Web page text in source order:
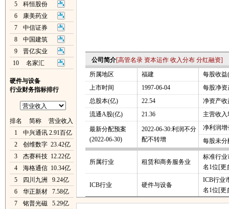
5
科恒股份
6
康美药业
7
中信证券
8
中国建筑
9
晋亿实业
10
名家汇
硬件与设备
行业财务指标排行
排名 简称
营业收入
1
中兴通讯 2.91百亿
2
创维数字 23.42亿
3
杰赛科技 12.22亿
4
海格通信 10.34亿
5
四川九洲
9.24亿
6
华正新材
7.58亿
7
铭普光磁
5.29亿
公司简介[高管名录 资本运作 收入分布 分红融资]
所属地区
福建
每股收益
上市时间
1997-06-04
每股净资
总股本(亿)
22.54
净资产收
流通A股(亿)
21.36 主营收入
最新分配预案
(2022-06-30)
2022-06-30:利润不分
配不转增
净利润增
每股未分
所属行业 租赁和商务服务业
标准行业
名1位[更
ICB行业 硬件与设备
ICB行业
名1位[更